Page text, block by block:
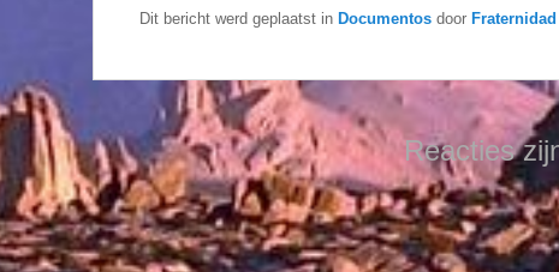
Dit bericht werd geplaatst in Documentos door
Reacties